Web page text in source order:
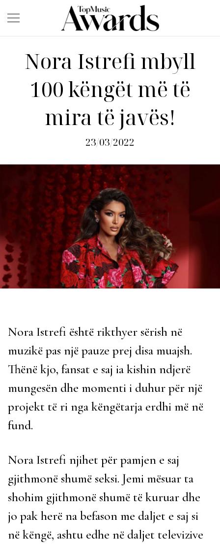
Nora Istrefi mbyll
100 këngët më të
mira të javës!
23/03/2022
Nora Istrefi është rikthyer sërish në
muzikë pas një pauze prej disa muajsh.
Thënë kjo, fansat e saj ia kishin ndjerë
mungesën dhe momenti i duhur për një
projekt të ri nga këngëtarja erdhi më në
fund.
Nora Istrefi njihet për pamjen e saj
gjithmonë shumë seksi. Jemi mësuar ta
shohim gjithmonë shumë të kuruar dhe
jo pak herë na befason me daljet e saj si
në këngë, ashtu edhe në daljet televizive